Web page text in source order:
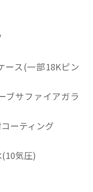
ース(一部18Kピン
ブサファイアガラ
ーティング
(10気圧)